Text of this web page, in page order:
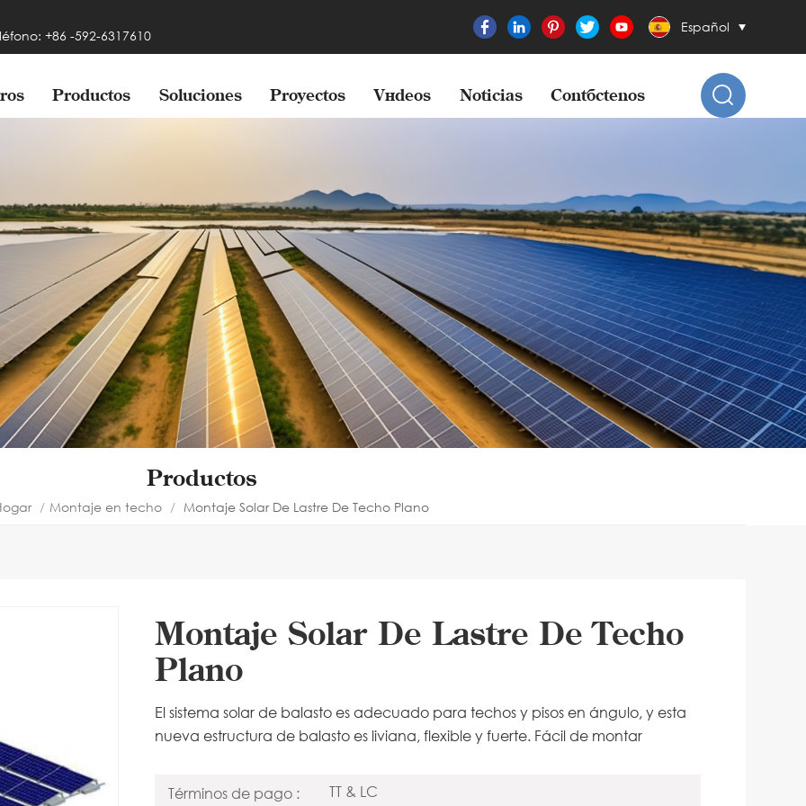
+86 -592-6317610
Español
Productos Soluciones Proyectos Vídeos Noticias Contáctenos
Productos
/ Montaje en techo / Montaje Solar De Lastre De Techo Plano
Montaje Solar De Lastre De Techo
Plano
El sistema solar de balasto es adecuado para techos y pisos en ángulo, y esta
nueva estructura de balasto es liviana, flexible y fuerte. Fácil de montar
Términos de pago : TT & LC